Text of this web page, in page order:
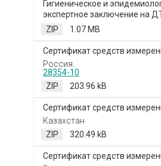
Гигиеническое и
экспертное заключение на
ZIP
1.07 MB
Сертификат средств
Россия.
28354-10
ZIP
203.96 kB
Сертификат средств
Казахстан
ZIP
320.49 kB
Сертификат средств